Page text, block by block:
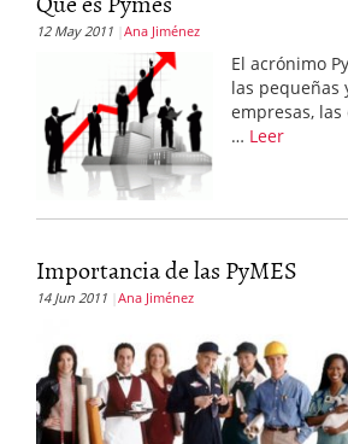
12 May 2011 Ana Jiménez
El acrónimo
las pequeñas
empresas,
… Leer
Importancia de las PyMES
14 Jun 2011 Ana Jiménez